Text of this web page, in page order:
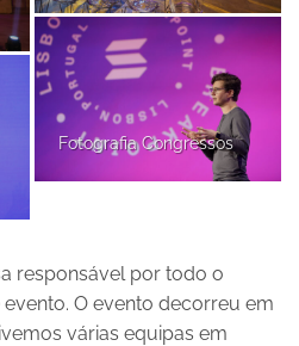
Fotografia Congressos
responsável por todo o
O evento decorreu em
várias equipas em